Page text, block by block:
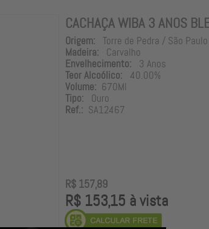
CACHAÇA WIBA 3 ANOS
Origem: Torre de Pedra / São Paulo
Madeira: Carvalho
Envelhecimento: 3 Anos
Teor Alcoólico: 40.00%
Volume: 670Ml
Tipo: Ouro
Ref.: SA12467
R$ 157,89
R$ 153,15 à vista